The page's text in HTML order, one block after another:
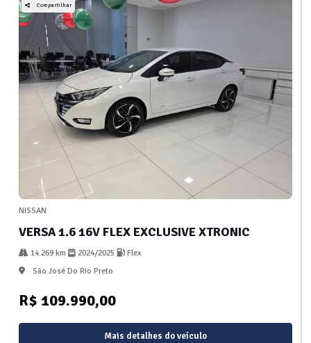
Compartilhar
NISSAN
VERSA 1.6 16V FLEX EXCLUSIVE XTRONIC
14.269 km 2024/2025
Flex
São José Do Rio Preto
R$ 109.990,00
Mais detalhes do veículo